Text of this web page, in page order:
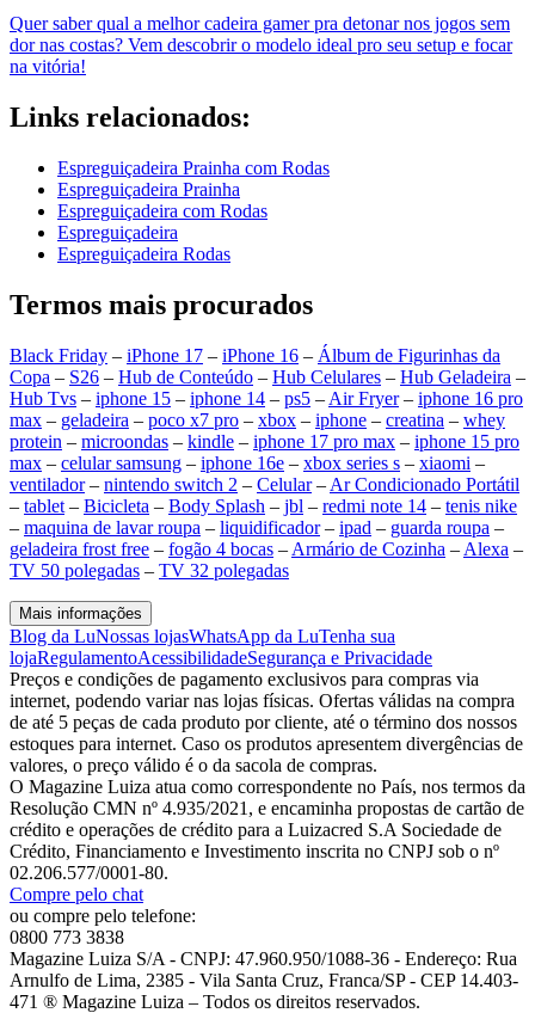
Quer saber qual a melhor cadeira gamer pra detonar nos jogos sem
dor nas costas? Vem descobrir o modelo ideal pro seu setup e focar
na vitória!
Links relacionados:
Espreguiçadeira Prainha com Rodas
Espreguiçadeira Prainha
Espreguiçadeira com Rodas
Espreguiçadeira
Espreguiçadeira Rodas
Termos mais procurados
Black Friday – iPhone 17 – iPhone 16 – Álbum de Figurinhas da
Copa – S26 – Hub de Conteúdo – Hub Celulares – Hub Geladeira –
Hub Tvs – iphone 15 – iphone 14 – ps5 – Air Fryer– iphone 16 pro
max – geladeira – poco x7 pro – xbox – iphone – creatina – whey
protein – microondas – kindle – iphone 17 pro max – iphone 15 pro
max – celular samsung – iphone 16e – xbox series s – xiaomi –
ventilador– nintendo switch 2 – Celular– Ar Condicionado Portátil
– tablet – Bicicleta – Body Splash – jbl – redmi note 14 – tenis nike
– maquina de lavar roupa – liquidificador– ipad – guarda roupa –
geladeira frost free – fogão 4 bocas – Armário de Cozinha – Alexa –
TV 50 polegadas – TV 32 polegadas
Mais informações
Blog da LuNossas lojasWhatsApp da LuTenha sua
lojaRegulamentoAcessibilidadeSegurança e Privacidade
Preços e condições de pagamento exclusivos para compras via
internet, podendo variar nas lojas físicas. Ofertas válidas na compra
de até 5 peças de cada produto por cliente, até o término dos nossos
estoques para internet. Caso os produtos apresentem divergências de
valores, o preço válido é o da sacola de compras.
O Magazine Luiza atua como correspondente no País, nos termos da
Resolução CMN nº 4.935/2021, e encaminha propostas de cartão de
crédito e operações de crédito para a Luizacred S.A Sociedade de
Crédito, Financiamento e Investimento inscrita no CNPJ sob o nº
02.206.577/0001-80.
Compre pelo chat
ou compre pelo telefone:
0800 773 3838
Magazine Luiza S/A - CNPJ: 47.960.950/1088-36 - Endereço: Rua
Arnulfo de Lima, 2385 - Vila Santa Cruz, Franca/SP - CEP 14.403-
471 ® Magazine Luiza – Todos os direitos reservados.